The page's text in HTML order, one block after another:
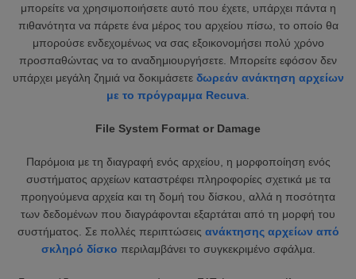
μπορείτε να χρησιμοποιήσετε αυτό που έχετε, υπάρχει πάντα η
πιθανότητα να πάρετε ένα μέρος του αρχείου πίσω, το οποίο θα
μπορούσε ενδεχομένως να σας εξοικονομήσει πολύ χρόνο
προσπαθώντας να το αναδημιουργήσετε. Μπορείτε εφόσον δεν
υπάρχει μεγάλη ζημιά να δοκιμάσετε δωρεάν ανάκτηση αρχείων
με το πρόγραμμα Recuva
File System Format or Damage
Παρόμοια με τη διαγραφή ενός αρχείου, η μορφοποίηση ενός
συστήματος αρχείων καταστρέφει πληροφορίες σχετικά με τα
προηγούμενα αρχεία και τη δομή του δίσκου, αλλά η ποσότητα
των δεδομένων που διαγράφονται εξαρτάται από τη μορφή του
συστήματος. Σε πολλές περιπτώσεις ανάκτησης αρχείων από
σκληρό δίσκο περιλαμβάνει το συγκεκριμένο σφάλμα.